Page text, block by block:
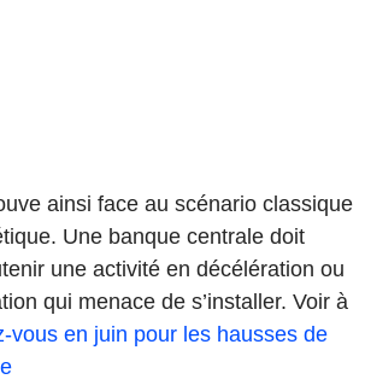
ainsi face au scénario classique
Une banque centrale doit
une activité en décélération ou
qui menace de s’installer. Voir à
vous en juin pour les hausses de